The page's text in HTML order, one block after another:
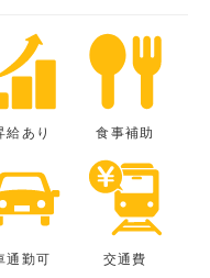
給あり 食事補助
通勤可 交通費